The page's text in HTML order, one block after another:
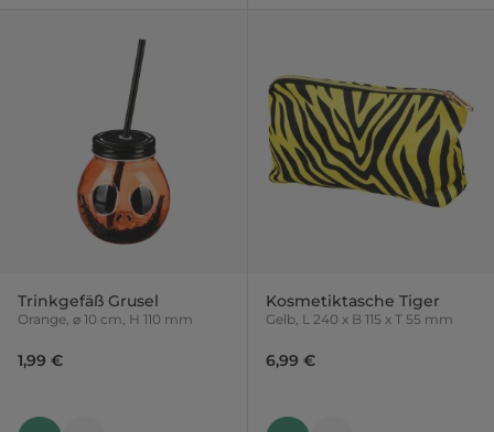
Trinkgefäß Grusel
Orange, ⌀ 10 cm, H 110 mm
1,99 €
Kosmetiktasche Tiger
Gelb, L 240 x B 115 x T 55 mm
6,99 €